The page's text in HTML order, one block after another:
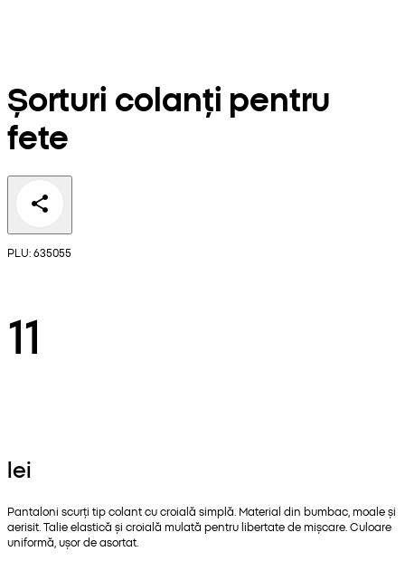
Șorturi colanți pentru
fete
PLU: 635055
11
lei
Pantaloni scurți tip colant cu croială simplă. Material din bumbac, moale și
aerisit. Talie elastică și croială mulată pentru libertate de mișcare. Culoare
uniformă, ușor de asortat.